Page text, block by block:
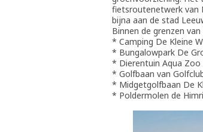
fietsroutenetwerk van
bijna aan de stad
Binnen de grenzen
* Camping De Kleine
* Bungalowpark De
* Dierentuin Aqua Zoo
* Golfbaan van
* Midgetgolfbaan De
* Poldermolen de